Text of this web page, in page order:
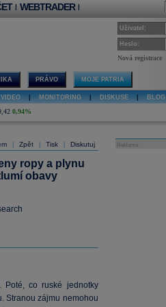
| WEBTRADER |
Uživatel:
Heslo:
Nová registrace
PRÁVO MOJE PATRIA
VIDEO MONITORING DISKUSE BLOG
0,94%
Zpět Tisk Diskutuj
ropy a plynu
obavy
Poté, co ruské jednotky
Stranou zájmu nemohou
Reklama